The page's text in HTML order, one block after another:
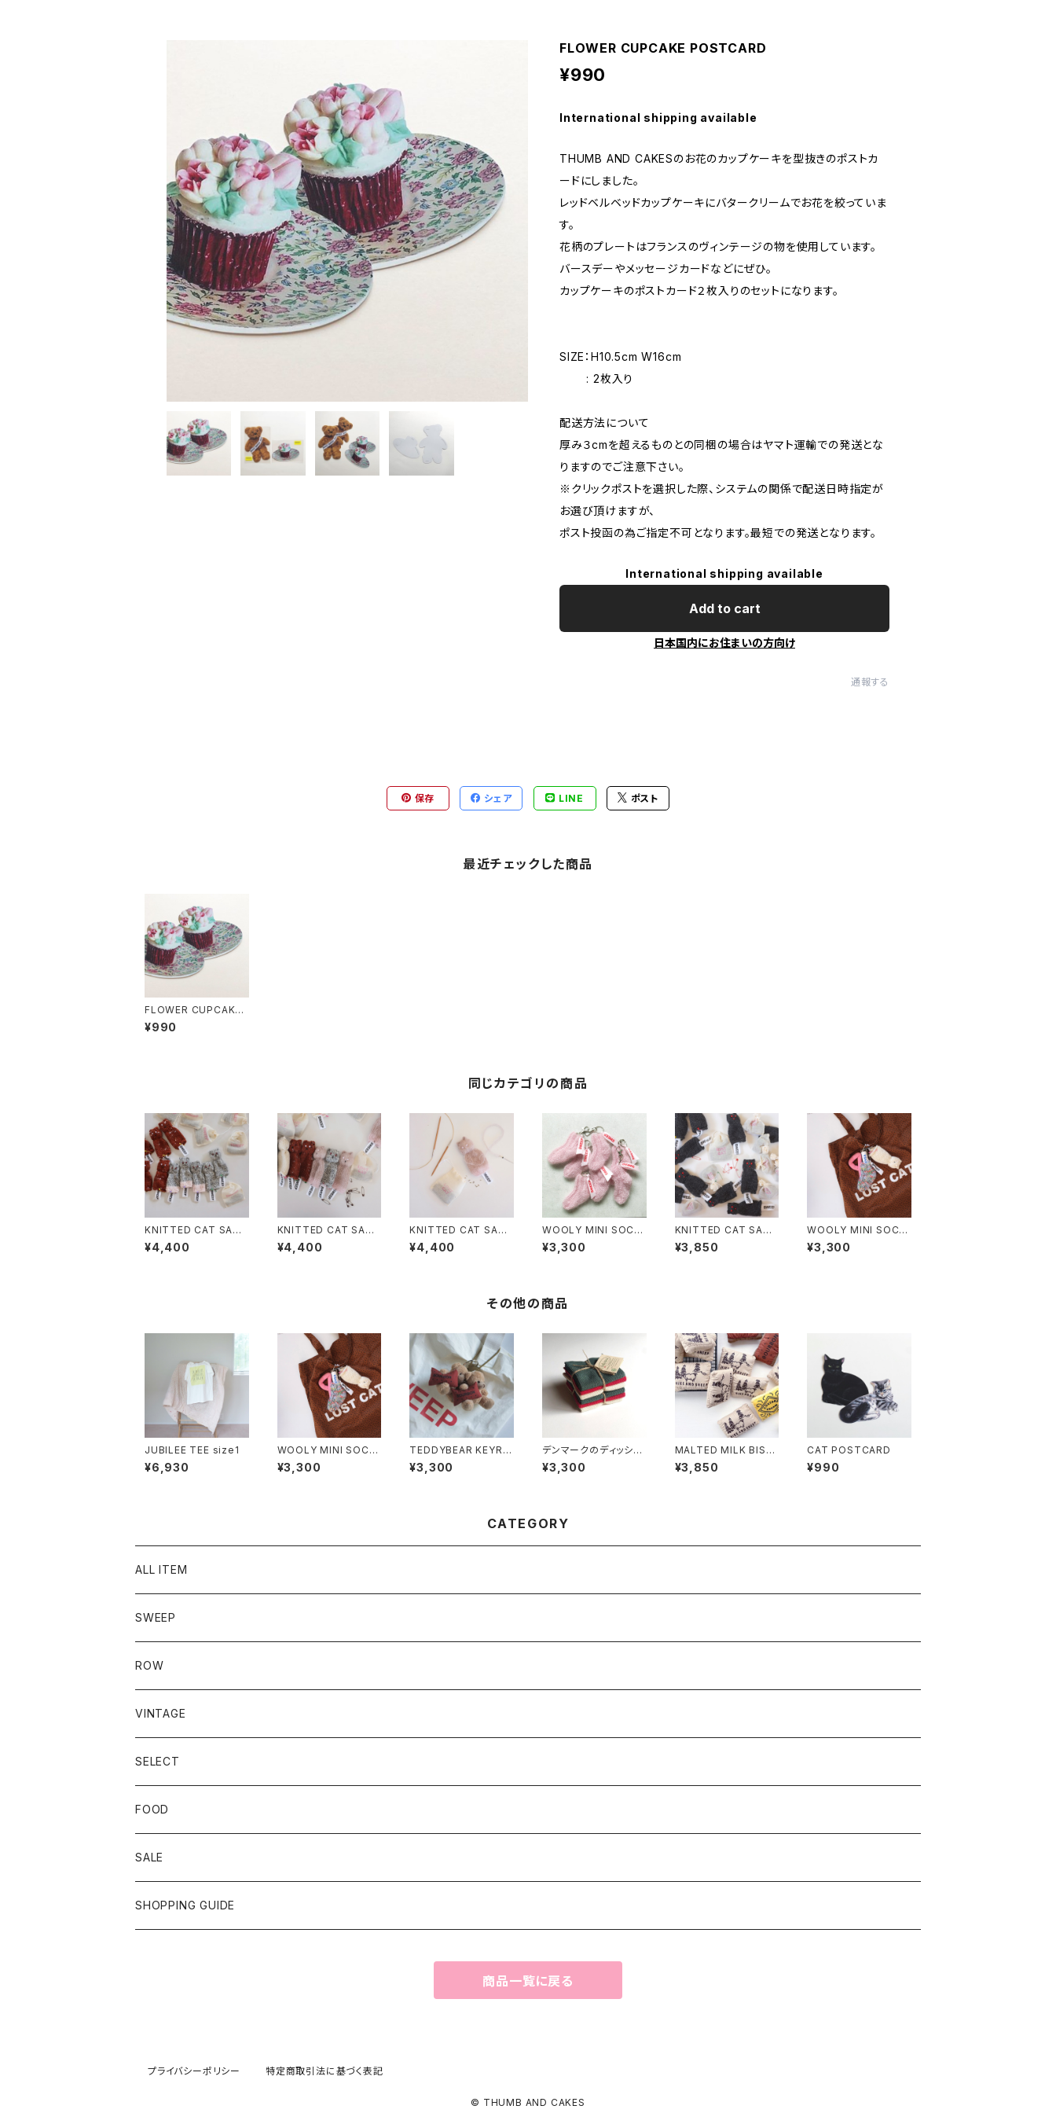
FLOWER CUPCAKE POSTCARD
¥990
International shipping available
THUMB AND CAKESのお花のカップケーキを型抜きのポストカ
ードにしました。
レッドベルベッドカップケーキにバタークリームでお花を絞っていま
す。
花柄のプレートはフランスのヴィンテージの物を使用しています。
バースデーやメッセージカードなどにぜひ。
カップケーキのポストカード２枚入りのセットになります。
SIZE：H10.5cm W16cm
: 2枚入り
配送方法について
厚み３cmを超えるものとの同梱の場合はヤマト運輸での発送とな
りますのでご注意下さい。
※クリックポストを選択した際、システムの関係で配送日時指定が
お選び頂けますが、
ポスト投函の為ご指定不可となります。最短での発送となります。
International shipping available
Add to cart
日本国内にお住まいの方向け
通報する
保存 シェア LINE ポスト
最近チェックした商品
FLOWER CUPCAKE
POSTCARD
¥990
同じカテゴリの商品
KNITTED CAT SACH
ET British Blue cat
¥4,400
KNITTED CAT SACH
ET Ginger Cat
¥4,400
KNITTED CAT SACH
ET MILKTEA
¥4,400
WOOLY MINI SOCK
KEYRING FAIRY PIN
K
¥3,300
KNITTED CAT SACH
ET
¥3,850
WOOLY MINI SOCK
KEYRING VINTAGE
ENGLAND
¥3,300
その他の商品
JUBILEE TEE size1
¥6,930
WOOLY MINI SOCK
KEYRING VINTAGE
ENGLAND
¥3,300
TEDDYBEAR KEYRIN
G - BOURBON BISC
UIT MINI PILLOW -
¥3,300
デンマークのディッシュ
クロス (3color set)
¥3,300
MALTED MILK BISC
UIT MAGNET
¥3,850
CAT POSTCARD
¥990
CATEGORY
ALL ITEM
SWEEP
ROW
VINTAGE
SELECT
FOOD
SALE
SHOPPING GUIDE
商品一覧に戻る
プライバシーポリシー 特定商取引法に基づく表記
© THUMB AND CAKES